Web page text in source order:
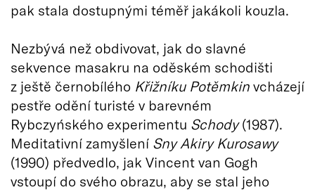
pak stala dostupnými téměř jakákoli kouzla.
Nezbývá než obdivovat, jak do slavné
sekvence masakru na oděském schodišti
z ještě černobílého Křižníku Potěmkin vcházejí
pestře odění turisté v barevném
Rybczyńského experimentu Schody(1987).
Meditativní zamyšlení Sny Akiry Kurosawy
(1990) předvedlo, jak Vincent van Gogh
vstoupí do svého obrazu, aby se stal jeho